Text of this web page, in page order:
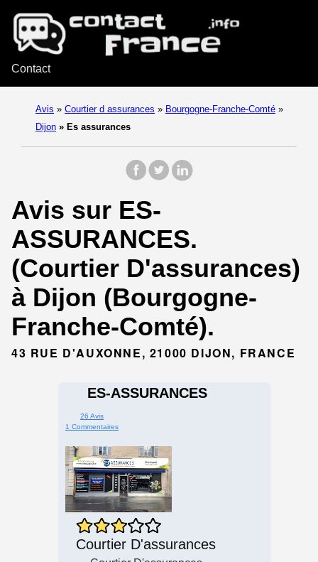
Contact
Avis » Courtier d assurances » Bourgogne-Franche-Comté »
Dijon » Es assurances
Avis sur ES-
ASSURANCES.
(Courtier D'assurances)
à Dijon (Bourgogne-
Franche-Comté).
43 RUE D'AUXONNE, 21000 DIJON, FRANCE
ES-ASSURANCES
26 Avis
1 Commentaires
Courtier D'assurances